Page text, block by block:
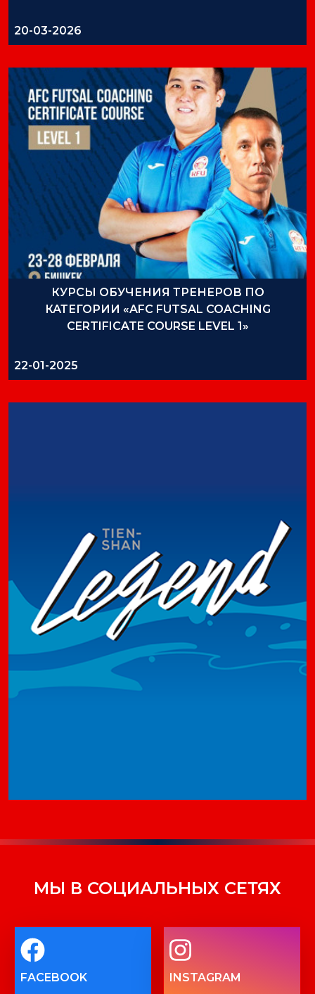
20-03-2026
КУРСЫ ОБУЧЕНИЯ ТРЕНЕРОВ ПО
КАТЕГОРИИ «AFC FUTSAL COACHING
CERTIFICATE COURSE LEVEL 1»
22-01-2025
МЫ В СОЦИАЛЬНЫХ СЕТЯХ
FACEBOOK INSTAGRAM